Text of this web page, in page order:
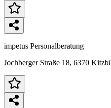
impetus Personalberatung
Jochberger Straße 18, 6370